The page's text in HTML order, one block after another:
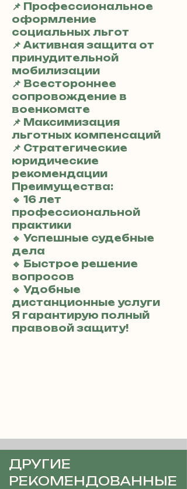
📌 Профессиональное
оформление
социальных льгот
📌 Активная защита от
принудительной
мобилизации
📌 Всестороннее
сопровождение в
военкомате
📌 Максимизация
льготных компенсаций
📌 Стратегические
юридические
рекомендации
Преимущества:
🔹 16 лет
профессиональной
практики
🔹 Успешные судебные
дела
🔹 Быстрое решение
вопросов
🔹 Удобные
дистанционные услуги
Я гарантирую полный
правовой защиту!
ДРУГИЕ
РЕКОМЕНДОВАННЫЕ